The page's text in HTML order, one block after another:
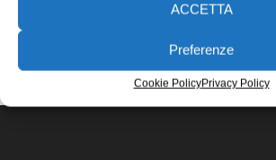
ACCETTA
Preferenze
Cookie PolicyPrivacy Policy